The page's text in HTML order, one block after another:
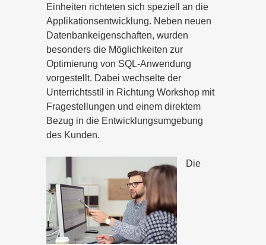
Einheiten richteten sich speziell an die
Applikationsentwicklung. Neben neuen
Datenbankeigenschaften, wurden
besonders die Möglichkeiten zur
Optimierung von SQL-Anwendung
vorgestellt. Dabei wechselte der
Unterrichtsstil in Richtung Workshop mit
Fragestellungen und einem direktem
Bezug in die Entwicklungsumgebung
des Kunden.
Die